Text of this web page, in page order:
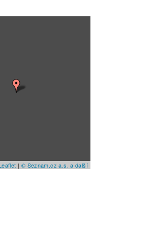
| © Seznam.cz a.s. a další